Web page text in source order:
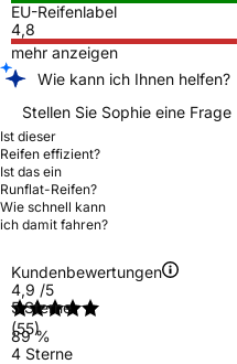
EU-Reifenlabel
4,8
mehr anzeigen
Wie kann ich Ihnen helfen?
Stellen Sie Sophie eine Frage
Ist dieser
Reifen effizient?
Ist das ein
Runflat-Reifen?
Wie schnell kann
ich damit fahren?
Kundenbewertungen
4,9 /5
(55)
5 Sterne
89 %
4 Sterne